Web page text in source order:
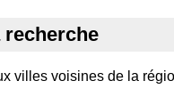
recherche
villes voisines de la